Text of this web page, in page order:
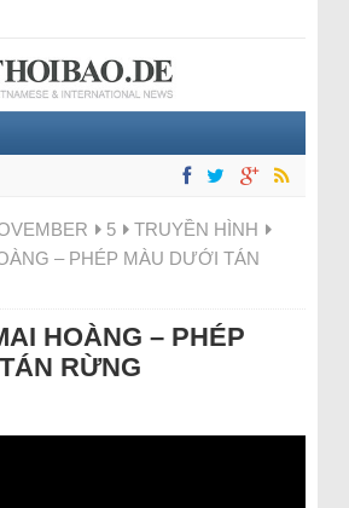
5
TRUYỀN HÌNH
– PHÉP MÀU DƯỚI TÁN
HOÀNG – PHÉP
RỪNG